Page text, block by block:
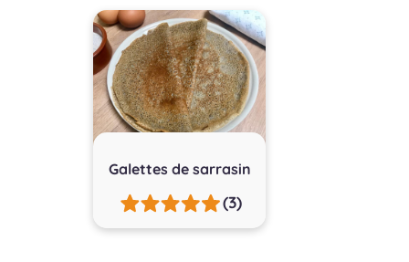
Galettes de sarrasin
(3)